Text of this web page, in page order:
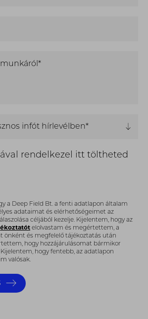
munkáról*
infót hírlevélben*
rendelkezel itt töltheted
a Deep Field Bt. a fenti adatlapon általam
adataimat és elérhetőségeimet az
céljából kezelje. Kijelentem, hogy az
elolvastam és megértettem, a
önként és megfelelő tájékoztatás után
hogy hozzájárulásomat bármikor
hogy fentebb, az adatlapon
valósak.